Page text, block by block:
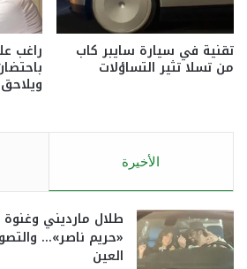
تقنية في سيارة سايبر كاب
من تسلا تثير التساؤلات
راغب
الأخيرة
طلال مارديني
«حريم ناصر»…
العين